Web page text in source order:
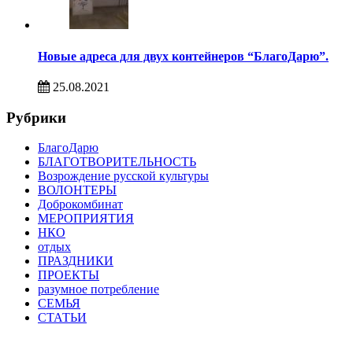
Новые адреса для двух контейнеров “БлагоДарю”.
25.08.2021
Рубрики
БлагоДарю
БЛАГОТВОРИТЕЛЬНОСТЬ
Возрождение русской культуры
ВОЛОНТЕРЫ
Доброкомбинат
МЕРОПРИЯТИЯ
НКО
отдых
ПРАЗДНИКИ
ПРОЕКТЫ
разумное потребление
СЕМЬЯ
СТАТЬИ